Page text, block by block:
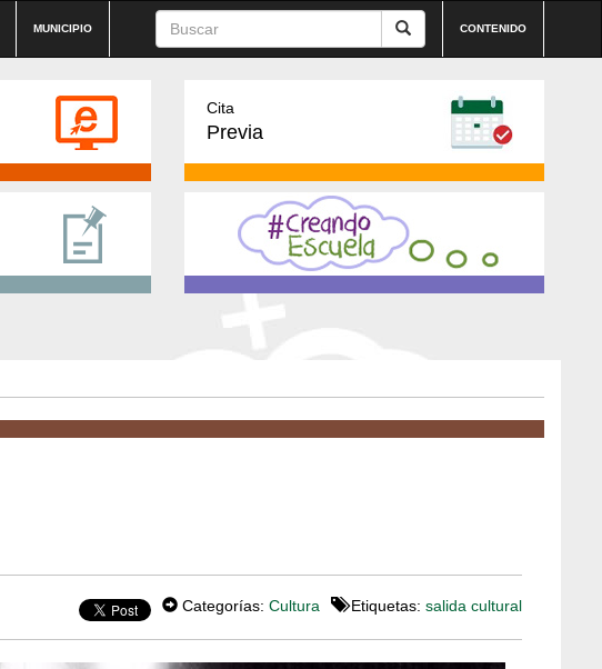
MUNICIPIO CONTENIDO
Cita
Previa
Categorías: Cultura Etiquetas: salida cultural